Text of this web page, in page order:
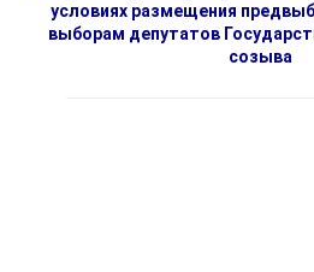
условиях размещения
выборам депутатов
созыва